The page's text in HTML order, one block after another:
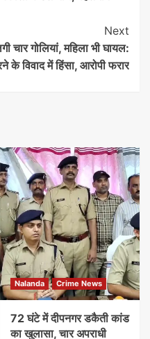
Next
चार गोलियां, महिला भी घायल:
के विवाद में हिंसा, आरोपी फरार
Nalanda Crime News
72 घंटे में दीपनगर डकैती कांड
का खुलासा, चार अपराधी